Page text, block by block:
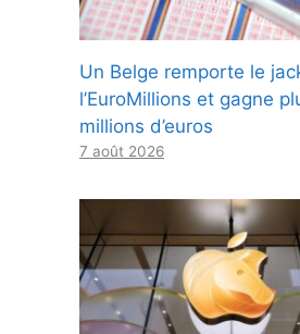
Un Belge remporte le
l’EuroMillions et gagne
millions d’euros
7 août 2026